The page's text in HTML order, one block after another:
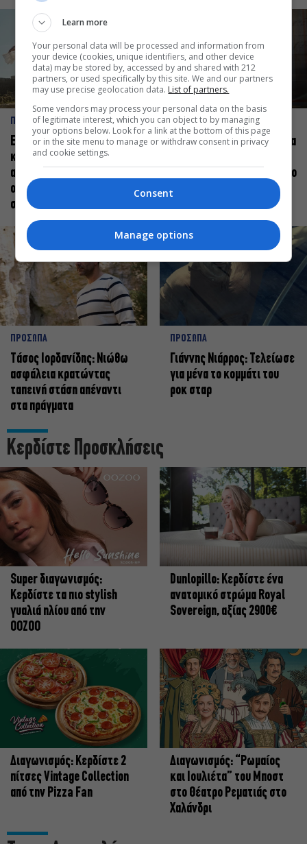
ΠΡΟΣΩΠΑ
Ελεάνα Ανδρεούδη: Κάθε
καλλιτέχνης όταν
ανεβαίνει στη σκηνή
οφείλει να αισθάνεται
σταρ
ΠΡΟΣΩΠΑ
Βαγγέλης Μπίκος: Έμαθα να
πάνω στη σκηνή και όχι στο
πως χορεύω
ΠΡΟΣΩΠΑ
Tάσος Ιορδανίδης: Νιώθω
ασφάλεια κρατώντας
ταπεινή στάση απέναντι
στα πράγματα
ΠΡΟΣΩΠΑ
Γιάννης Νιάρρος: Τελείωσε
για μένα το κομμάτι του
ροκ σταρ
Κερδίστε Προσκλήσεις
Super διαγωνισμός:
Κερδίστε τα πιο stylish
γυαλιά ηλίου από την
OOZOO
Dunlopillo: Κερδίστε ένα
ανατομικό στρώμα Royal
Sovereign, αξίας 2900€
Διαγωνισμός: Κερδίστε 2
πίτσες Vintage Collection
από την Pizza Fan
Διαγωνισμός: “Ρωμαίος
και Ιουλιέτα” του Μποστ
στο Θέατρο Ρεματιάς στο
Χαλάνδρι
Learn more
Your personal data will be processed and information from
your device (cookies, unique identifiers, and other device
data) may be stored by, accessed by and shared with 212
partners, or used specifically by this site. We and our partners
may use precise geolocation data. List of partners.
Some vendors may process your personal data on the basis
of legitimate interest, which you can object to by managing
your options below. Look for a link at the bottom of this page
or in the site menu to manage or withdraw consent in privacy
and cookie settings.
Consent
Manage options